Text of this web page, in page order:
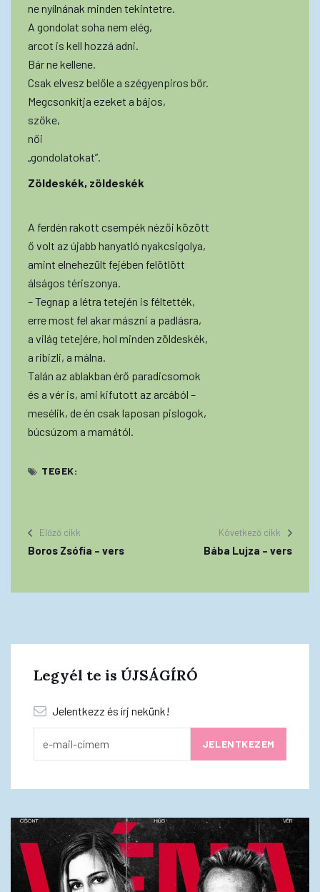
ne nyílnának minden tekintetre.
A gondolat soha nem elég,
arcot is kell hozzá adni.
Bár ne kellene.
Csak elvesz belőle a szégyenpiros bőr.
Megcsonkítja ezeket a bájos,
szőke,
női
„gondolatokat”.
Zöldeskék, zöldeskék
A ferdén rakott csempék nézői között
ő volt az újabb hanyatló nyakcsigolya,
amint elnehezült fejében felötlött
álságos tériszonya.
– Tegnap a létra tetején is féltették,
erre most fel akar mászni a padlásra,
a világ tetejére, hol minden zöldeskék,
a ribizli, a málna.
Talán az ablakban érő paradicsomok
és a vér is, ami kifutott az arcából –
mesélik, de én csak laposan pislogok,
búcsúzom a mamától.
TEGEK:
Előző cikk
Boros Zsófia – vers
Következő cikk
Bába Lujza – vers
Legyél te is ÚJSÁGÍRÓ
Jelentkezz és írj nekünk!